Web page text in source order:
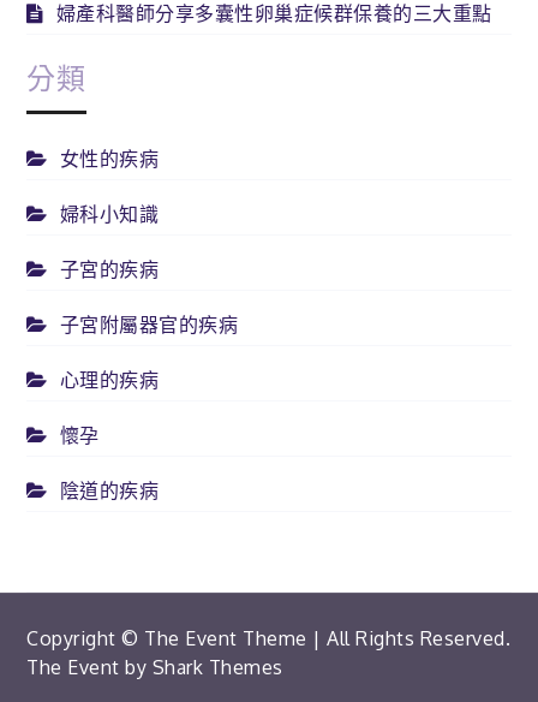
婦產科醫師分享多囊性卵巢症候群保養的三大重點
分類
女性的疾病
婦科小知識
子宮的疾病
子宮附屬器官的疾病
心理的疾病
懷孕
陰道的疾病
Copyright © The Event Theme | All Rights Reserved.
The Event by Shark Themes